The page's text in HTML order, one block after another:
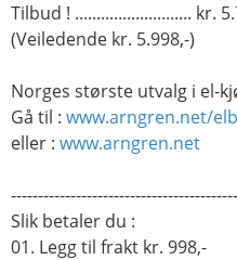
Tilbud ! ........................... kr.
(Veiledende kr. 5.998,-)
Norges største utvalg i el-
Gå til : www.arngren.net/
eller : www.arngren.net
Slik betaler du :
01. Legg til frakt kr. 998,-